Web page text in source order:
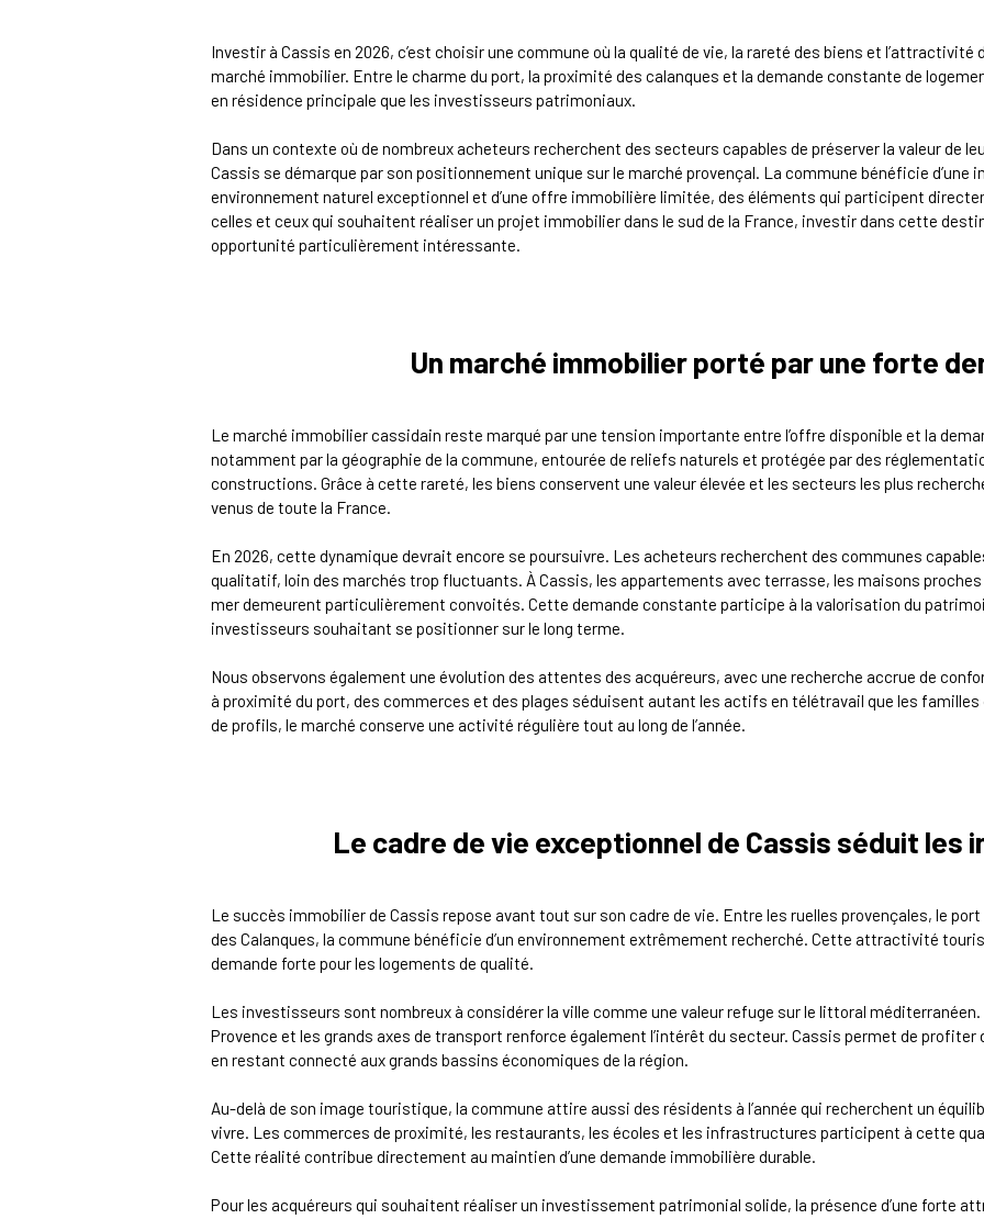
Investir à Cassis en 2026, c’est choisir une commune où la qualité de vie, la rareté des biens et
marché immobilier. Entre le charme du port, la proximité des calanques et la demande constante de
en résidence principale que les investisseurs patrimoniaux.
Dans un contexte où de nombreux acheteurs recherchent des secteurs capables de préserver la valeur de
Cassis se démarque par son positionnement unique sur le marché provençal. La commune bénéficie d’une
environnement naturel exceptionnel et d’une offre immobilière limitée, des éléments qui participent
celles et ceux qui souhaitent réaliser un projet immobilier dans le sud de la France, investir dans cette
opportunité particulièrement intéressante.
Un marché immobilier porté par une forte
Le marché immobilier cassidain reste marqué par une tension importante entre l’offre disponible et la
notamment par la géographie de la commune, entourée de reliefs naturels et protégée par des
constructions. Grâce à cette rareté, les biens conservent une valeur élevée et les secteurs les plus
venus de toute la France.
En 2026, cette dynamique devrait encore se poursuivre. Les acheteurs recherchent des communes
qualitatif, loin des marchés trop fluctuants. À Cassis, les appartements avec terrasse, les maisons proches
mer demeurent particulièrement convoités. Cette demande constante participe à la valorisation du
investisseurs souhaitant se positionner sur le long terme.
Nous observons également une évolution des attentes des acquéreurs, avec une recherche accrue de
à proximité du port, des commerces et des plages séduisent autant les actifs en télétravail que les
de profils, le marché conserve une activité régulière tout au long de l’année.
Le cadre de vie exceptionnel de Cassis séduit les
Le succès immobilier de Cassis repose avant tout sur son cadre de vie. Entre les ruelles provençales, le
des Calanques, la commune bénéficie d’un environnement extrêmement recherché. Cette attractivité
demande forte pour les logements de qualité.
Les investisseurs sont nombreux à considérer la ville comme une valeur refuge sur le littoral
Provence et les grands axes de transport renforce également l’intérêt du secteur. Cassis permet de profiter
en restant connecté aux grands bassins économiques de la région.
Au-delà de son image touristique, la commune attire aussi des résidents à l’année qui recherchent un
vivre. Les commerces de proximité, les restaurants, les écoles et les infrastructures participent à cette
Cette réalité contribue directement au maintien d’une demande immobilière durable.
Pour les acquéreurs qui souhaitent réaliser un investissement patrimonial solide, la présence d’une forte